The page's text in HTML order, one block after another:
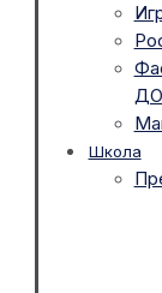
Школа